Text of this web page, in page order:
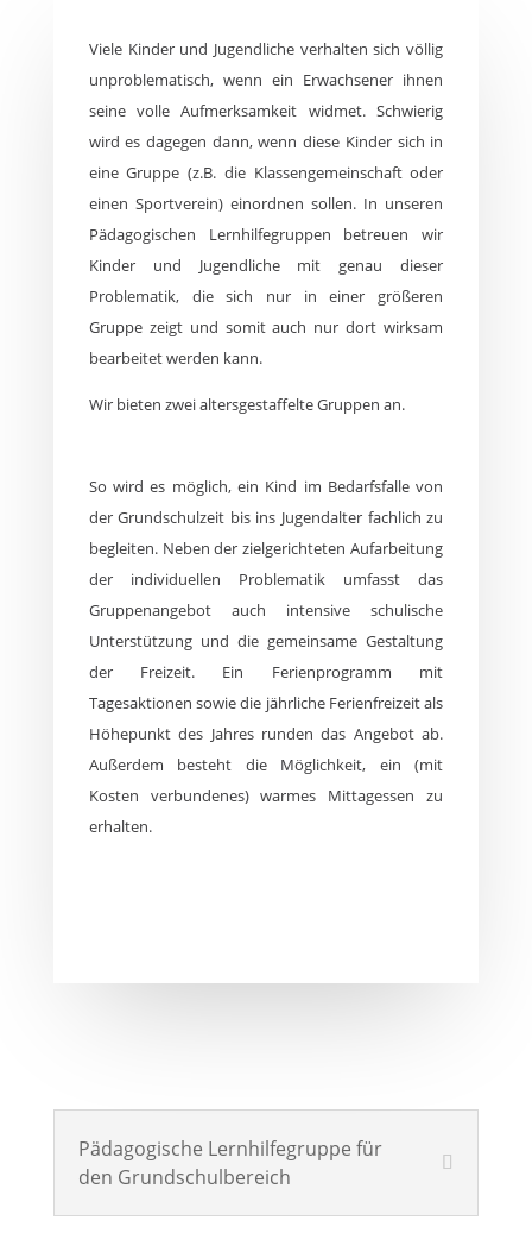
Viele Kinder und Jugendliche verhalten sich völlig
unproblematisch, wenn ein Erwachsener ihnen
seine volle Aufmerksamkeit widmet. Schwierig
wird es dagegen dann, wenn diese Kinder sich in
eine Gruppe (z.B. die Klassengemeinschaft oder
einen Sportverein) einordnen sollen. In unseren
Pädagogischen Lernhilfegruppen betreuen wir
Kinder und Jugendliche mit genau dieser
Problematik, die sich nur in einer größeren
Gruppe zeigt und somit auch nur dort wirksam
bearbeitet werden kann.
Wir bieten zwei altersgestaffelte Gruppen an.
So wird es möglich, ein Kind im Bedarfsfalle von
der Grundschulzeit bis ins Jugendalter fachlich zu
begleiten. Neben der zielgerichteten Aufarbeitung
der individuellen Problematik umfasst das
Gruppenangebot auch intensive schulische
Unterstützung und die gemeinsame Gestaltung
der Freizeit. Ein Ferienprogramm mit
Tagesaktionen sowie die jährliche Ferienfreizeit als
Höhepunkt des Jahres runden das Angebot ab.
Außerdem besteht die Möglichkeit, ein (mit
Kosten verbundenes) warmes Mittagessen zu
erhalten.
Pädagogische Lernhilfegruppe für
den Grundschulbereich